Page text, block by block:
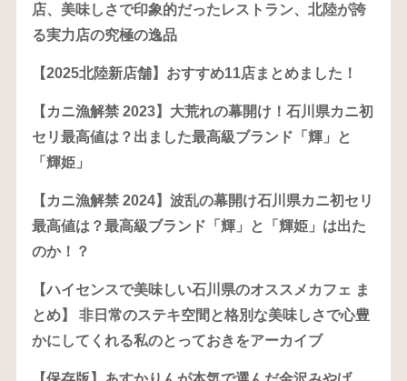
店、美味しさで印象的だったレストラン、北陸が誇
る実力店の究極の逸品
【2025北陸新店舗】おすすめ11店まとめました！
【カニ漁解禁 2023】大荒れの幕開け！石川県カニ初
セリ最高値は？出ました最高級ブランド「輝」と
「輝姫」
【カニ漁解禁 2024】波乱の幕開け石川県カニ初セリ
最高値は？最高級ブランド「輝」と「輝姫」は出た
のか！？
【ハイセンスで美味しい石川県のオススメカフェ ま
とめ】 非日常のステキ空間と格別な美味しさで心豊
かにしてくれる私のとっておきをアーカイブ